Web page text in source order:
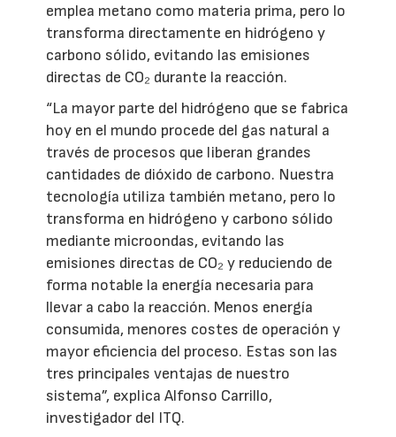
emplea metano como materia prima, pero lo
transforma directamente en hidrógeno y
carbono sólido, evitando las emisiones
directas de CO₂ durante la reacción.
“La mayor parte del hidrógeno que se fabrica
hoy en el mundo procede del gas natural a
través de procesos que liberan grandes
cantidades de dióxido de carbono. Nuestra
tecnología utiliza también metano, pero lo
transforma en hidrógeno y carbono sólido
mediante microondas, evitando las
emisiones directas de CO₂ y reduciendo de
forma notable la energía necesaria para
llevar a cabo la reacción. Menos energía
consumida, menores costes de operación y
mayor eficiencia del proceso. Estas son las
tres principales ventajas de nuestro
sistema”, explica Alfonso Carrillo,
investigador del ITQ.